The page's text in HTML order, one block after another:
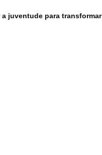
juventude para transformar